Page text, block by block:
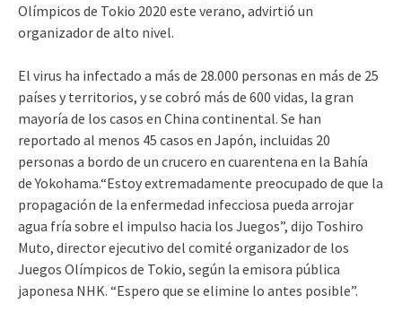
Olímpicos de Tokio 2020 este verano, advirtió un
organizador de alto nivel.
El virus ha infectado a más de 28.000 personas en más de 25
países y territorios, y se cobró más de 600 vidas, la gran
mayoría de los casos en China continental. Se han
reportado al menos 45 casos en Japón, incluidas 20
personas a bordo de un crucero en cuarentena en la Bahía
de Yokohama.“Estoy extremadamente preocupado de que la
propagación de la enfermedad infecciosa pueda arrojar
agua fría sobre el impulso hacia los Juegos”, dijo Toshiro
Muto, director ejecutivo del comité organizador de los
Juegos Olímpicos de Tokio, según la emisora pública
japonesa NHK. “Espero que se elimine lo antes posible”.